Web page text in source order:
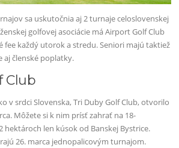
sa uskutočnia aj 2 turnaje celoslovenskej
golfovej asociácie má Airport Golf Club
fee každý utorok a stredu. Seniori majú taktiež
aj členské poplatky.
Club
v srdci Slovenska, Tri Duby Golf Club, otvorilo
Môžete si k nim prísť zahrať na 18-
hektároch len kúsok od Banskej Bystrice.
26. marca jednopalicovým turnajom.